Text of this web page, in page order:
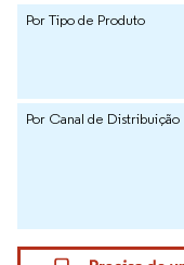
Por Tipo de Produto
Por Canal de Distribuição